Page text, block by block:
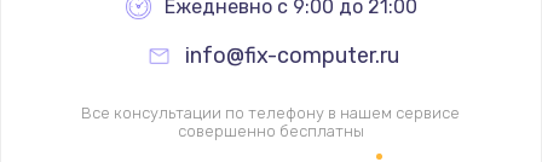
Замена термопредохранителя
Заказать
Ежедневно с 9:00 до 21:00
info@fix-computer.ru
Все консультации по телефону в нашем сервисе
совершенно бесплатны